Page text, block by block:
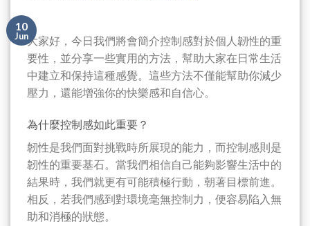
10
Jun大家好，今日我們將會簡介控制感對於個人韌性的重
要性，並分享一些實用的方法，幫助大家在日常生活
中建立和保持這種感覺。這些方法不僅能幫助你減少
壓力，還能增強你的快樂感和自信心。
為什麼控制感如此重要？
韌性是我們面對挑戰時所展現的能力，而控制感則是
韌性的重要基石。當我們相信自己能夠影響生活中的
結果時，我們就更有可能積極行動，朝著目標前進。
相反，若我們感到對環境毫無控制力，便容易陷入無
助和消極的狀態。